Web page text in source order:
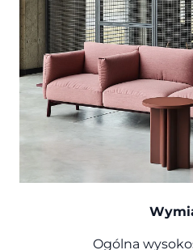
Ogólna